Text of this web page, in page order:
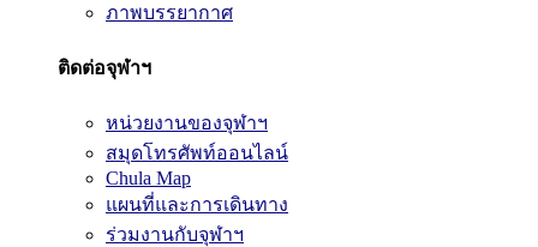
ภาพบรรยากาศ
ติดต่อจุฬาฯ
หน่วยงานของจุฬาฯ
สมุดโทรศัพท์ออนไลน์
Chula Map
แผนที่และการเดินทาง
ร่วมงานกับจุฬาฯ